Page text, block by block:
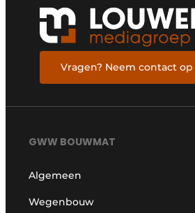
Vragen? Neem contact op
GWW BOUWMAT
Algemeen
Wegenbouw